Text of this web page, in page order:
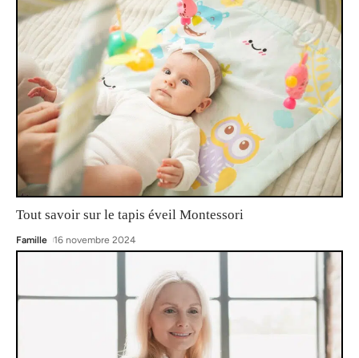
Tout savoir sur le tapis éveil Montessori
Famille 16 novembre 2024